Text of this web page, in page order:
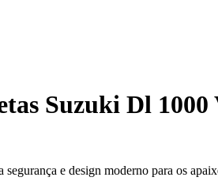
Suzuki Dl 1000
e design moderno para os